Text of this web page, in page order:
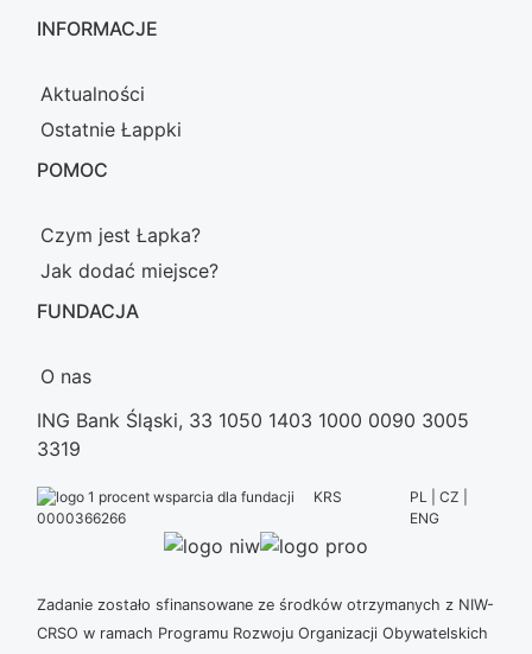
INFORMACJE
Aktualności
Ostatnie Łappki
POMOC
Czym jest Łapka?
Jak dodać miejsce?
FUNDACJA
O nas
ING Bank Śląski, 33 1050 1403 1000 0090 3005
3319
KRS
0000366266
PL | CZ |
ENG
Zadanie zostało sfinansowane ze środków otrzymanych z NIW-
CRSO w ramach Programu Rozwoju Organizacji Obywatelskich